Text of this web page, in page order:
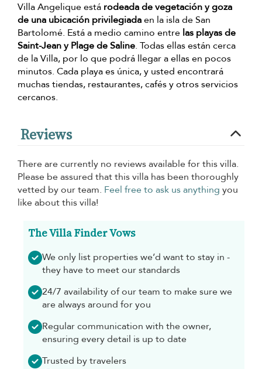
Villa Angelique está rodeada de vegetación y goza
de una ubicación privilegiadaen la isla de San
Bartolomé. Está a medio camino entre las playas de
Saint-Jean y Plage de Saline. Todas ellas están cerca
de la Villa, por lo que podrá llegar a ellas en pocos
minutos. Cada playa es única, y usted encontrará
muchas tiendas, restaurantes, cafés y otros servicios
cercanos.
Reviews
There are currently no reviews available for this villa.
Please be assured that this villa has been thoroughly
vetted by our team. Feel free to ask us anything you
like about this villa!
The Villa Finder Vows
We only list properties we’d want to stay in -
they have to meet our standards
24/7 availability of our team to make sure we
are always around for you
Regular communication with the owner,
ensuring every detail is up to date
Trusted by travelers